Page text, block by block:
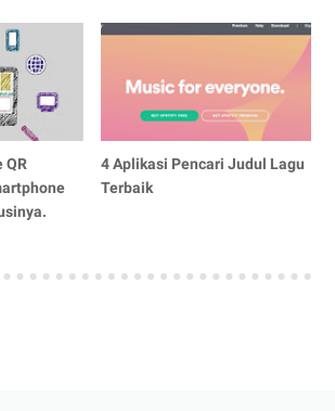
QR
4 Aplikasi Pencari Judul Lagu
Terbaik